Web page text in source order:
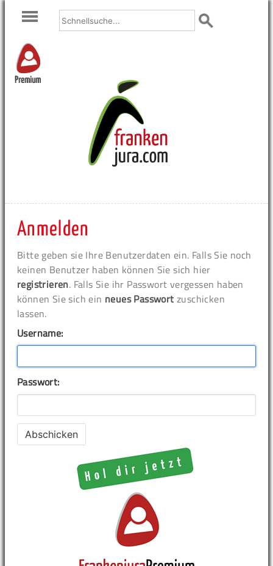
Premium
Anmelden
Bitte geben sie Ihre Benutzerdaten ein. Falls Sie noch
keinen Benutzer haben können Sie sich hier
registrieren. Falls Sie ihr Passwort vergessen haben
können Sie sich ein neues Passwort zuschicken
lassen.
Username:
Passwort: